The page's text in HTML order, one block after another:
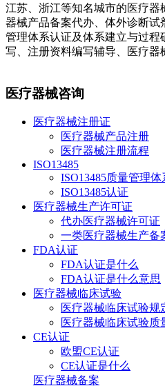
江苏、浙江等知名城市的医疗器
器械产品备案代办、体外诊断
管理体系认证及体系建立与过程
写、注册资料编写辅导、医疗器
医疗器械咨询
医疗器械注册证
医疗器械产品注册
医疗器械注册流程
ISO13485
ISO13485质量管理体
ISO13485认证
医疗器械生产许可证
代办医疗器械许可证
一类医疗器械生产备
FDA认证
FDA认证是什么
FDA认证是什么意思
医疗器械临床试验
医疗器械临床试验规
医疗器械临床试验质
CE认证
欧盟CE认证
CE认证是什么
医疗器械备案